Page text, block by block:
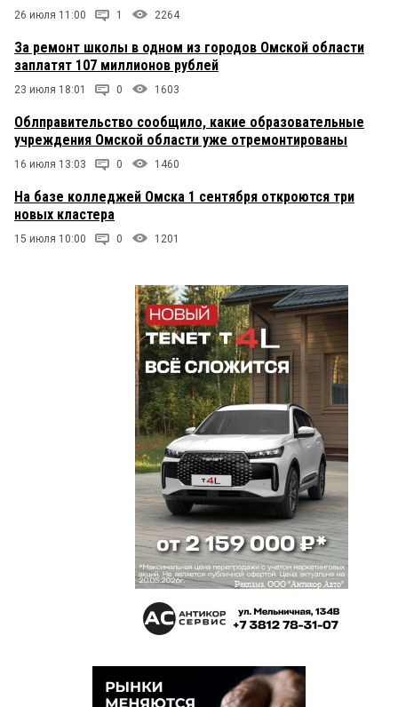
Омич
Уважение
Тот редкий случай, когда человек делает место,
где родился, лучше!
26 июля 11:00 1 2264
За ремонт школы в одном из городов Омской области
заплатят 107 миллионов рублей
23 июля 18:01 0 1603
Облправительство сообщило, какие образовательные
учреждения Омской области уже отремонтированы
16 июля 13:03 0 1460
На базе колледжей Омска 1 сентября откроются три
новых кластера
15 июля 10:00 0 1201